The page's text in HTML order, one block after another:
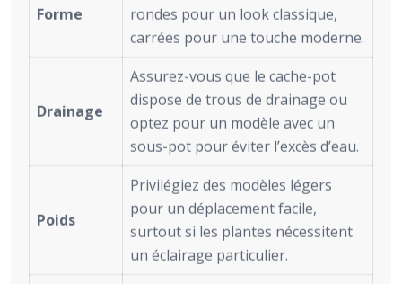
Forme
rondes pour un look classique,
carrées pour une touche moderne.
Drainage
Assurez-vous que le cache-pot
dispose de trous de drainage ou
optez pour un modèle avec un
sous-pot pour éviter l’excès d’eau.
Poids
Privilégiez des modèles légers
pour un déplacement facile,
surtout si les plantes nécessitent
un éclairage particulier.